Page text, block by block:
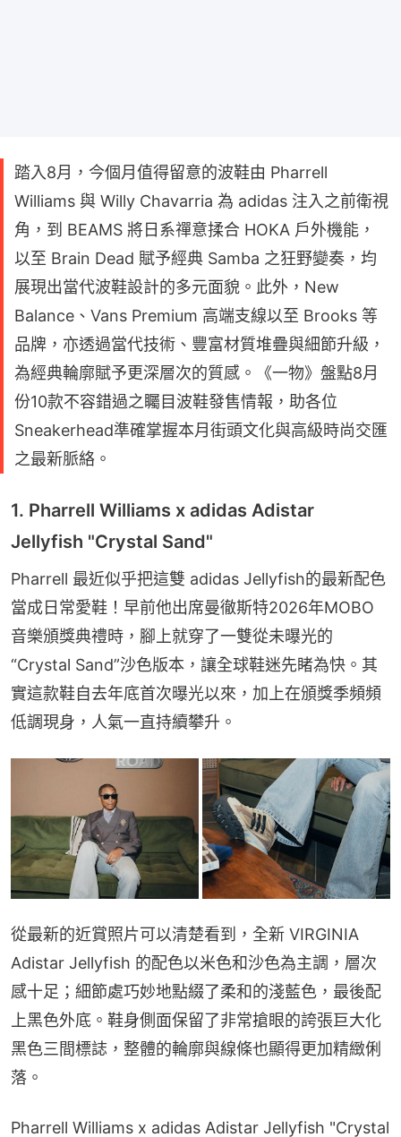
踏入8月，今個月值得留意的波鞋由 Pharrell
Williams 與 Willy Chavarria 為 adidas 注入之前衛視
角，到 BEAMS 將日系禪意揉合 HOKA 戶外機能，
以至 Brain Dead 賦予經典 Samba 之狂野變奏，均
展現出當代波鞋設計的多元面貌。此外，New
Balance、Vans Premium 高端支線以至 Brooks 等
品牌，亦透過當代技術、豐富材質堆疊與細節升級，
為經典輪廓賦予更深層次的質感。《一物》盤點8月
份10款不容錯過之矚目波鞋發售情報，助各位
Sneakerhead準確掌握本月街頭文化與高級時尚交匯
之最新脈絡。
1. Pharrell Williams x adidas Adistar
Jellyfish "Crystal Sand"
Pharrell 最近似乎把這雙 adidas Jellyfish的最新配色
當成日常愛鞋！早前他出席曼徹斯特2026年MOBO
音樂頒獎典禮時，腳上就穿了一雙從未曝光的
“Crystal Sand”沙色版本，讓全球鞋迷先睹為快。其
實這款鞋自去年底首次曝光以來，加上在頒獎季頻頻
低調現身，人氣一直持續攀升。
從最新的近賞照片可以清楚看到，全新 VIRGINIA
Adistar Jellyfish 的配色以米色和沙色為主調，層次
感十足；細節處巧妙地點綴了柔和的淺藍色，最後配
上黑色外底。鞋身側面保留了非常搶眼的誇張巨大化
黑色三間標誌，整體的輪廓與線條也顯得更加精緻俐
落。
Pharrell Williams x adidas Adistar Jellyfish "Crystal